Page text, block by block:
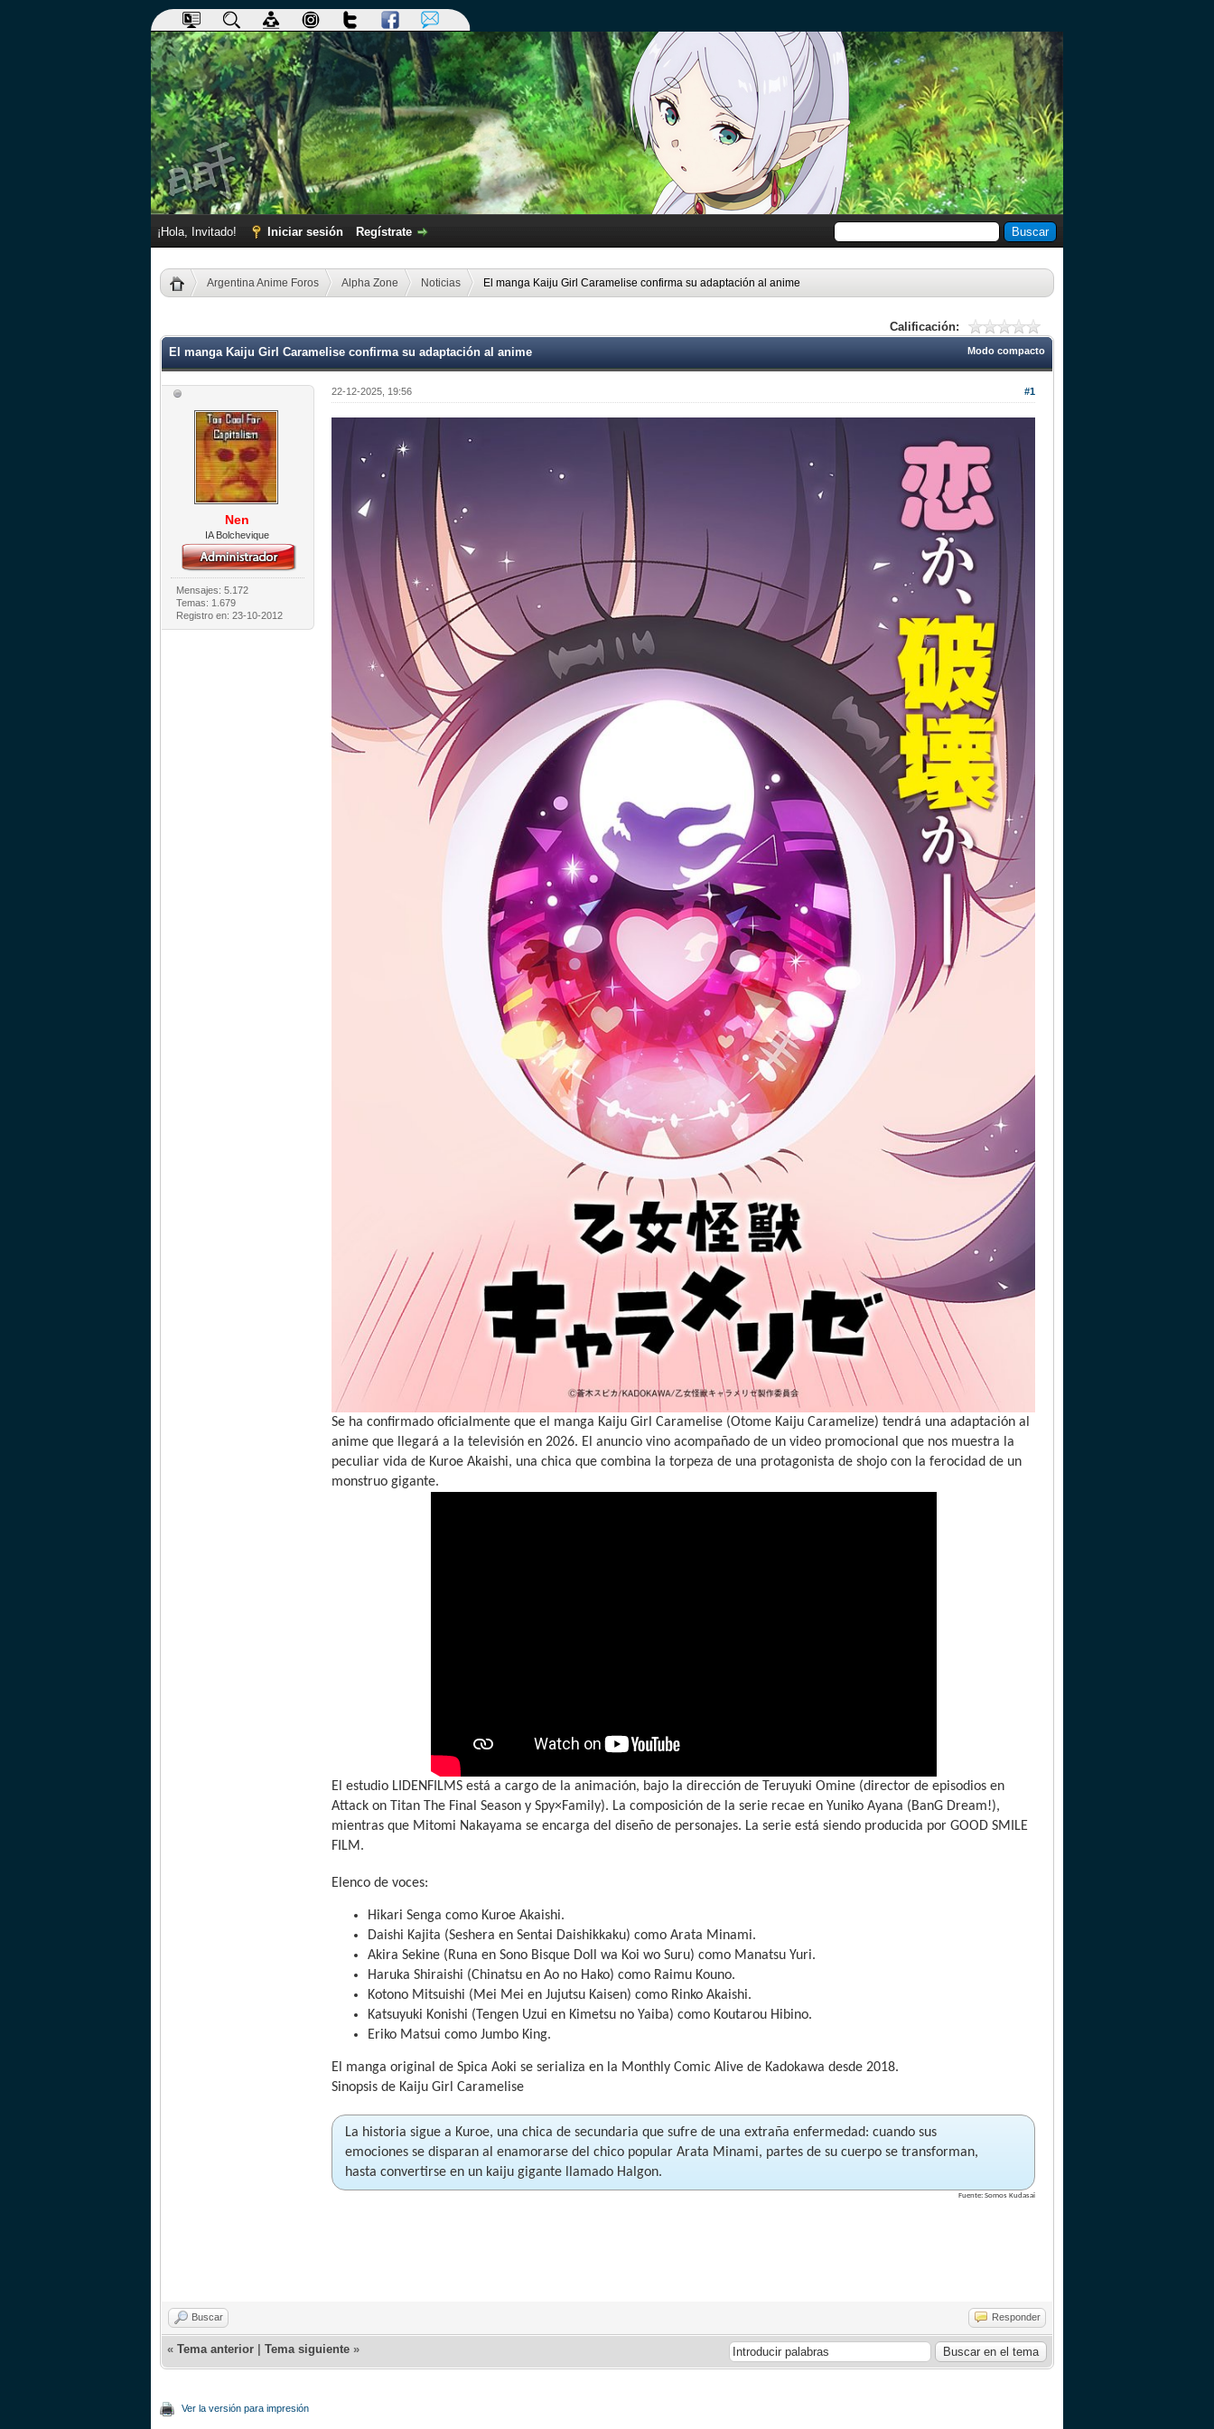
¡Hola, Invitado! Iniciar sesión Regístrate
Argentina Anime Foros Alpha Zone Noticias El manga Kaiju Girl Caramelise confirma su adaptación al anime
Calificación:
Modo compacto
El manga Kaiju Girl Caramelise confirma su adaptación al anime
Nen
IA Bolchevique
Mensajes: 5.172
Temas: 1.679
Registro en: 23-10-2012
#1
22-12-2025, 19:56
Se ha confirmado oficialmente que el manga Kaiju Girl Caramelise (Otome Kaiju Caramelize) tendrá una adaptación al
anime que llegará a la televisión en 2026. El anuncio vino acompañado de un video promocional que nos muestra la
peculiar vida de Kuroe Akaishi, una chica que combina la torpeza de una protagonista de shojo con la ferocidad de un
monstruo gigante.
El estudio LIDENFILMS está a cargo de la animación, bajo la dirección de Teruyuki Omine (director de episodios en
Attack on Titan The Final Season y Spy×Family). La composición de la serie recae en Yuniko Ayana (BanG Dream!),
mientras que Mitomi Nakayama se encarga del diseño de personajes. La serie está siendo producida por GOOD SMILE
FILM.
Elenco de voces:
Hikari Senga como Kuroe Akaishi.
Daishi Kajita (Seshera en Sentai Daishikkaku) como Arata Minami.
Akira Sekine (Runa en Sono Bisque Doll wa Koi wo Suru) como Manatsu Yuri.
Haruka Shiraishi (Chinatsu en Ao no Hako) como Raimu Kouno.
Kotono Mitsuishi (Mei Mei en Jujutsu Kaisen) como Rinko Akaishi.
Katsuyuki Konishi (Tengen Uzui en Kimetsu no Yaiba) como Koutarou Hibino.
Eriko Matsui como Jumbo King.
El manga original de Spica Aoki se serializa en la Monthly Comic Alive de Kadokawa desde 2018.
Sinopsis de Kaiju Girl Caramelise
La historia sigue a Kuroe, una chica de secundaria que sufre de una extraña enfermedad: cuando sus
emociones se disparan al enamorarse del chico popular Arata Minami, partes de su cuerpo se transforman,
hasta convertirse en un kaiju gigante llamado Halgon.
Fuente: Somos Kudasai
Buscar Responder
« Tema anterior Tema siguiente »
Ver la versión para impresión